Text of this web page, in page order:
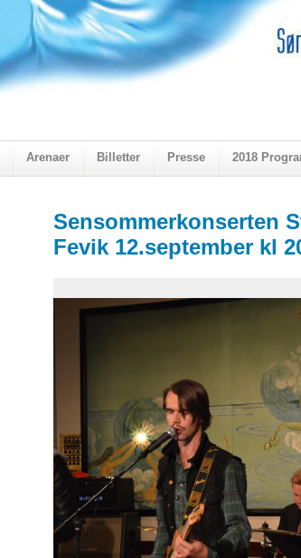
Arenaer Billetter Presse 2018
Sensommerkonserten
Fevik 12.september kl